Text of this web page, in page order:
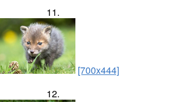
11.
[700x444]
12.